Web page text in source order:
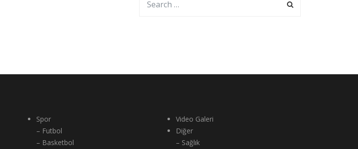
Spor
– Futbol
– Basketbol
Video Galeri
Diğer
– Sağlık